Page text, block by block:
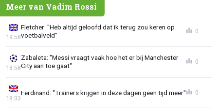
Meer van Vadim Rossi
Fletcher: "Heb altijd geloofd dat ik terug zou keren op
voetbalveld"
19:58
0
Zabaleta: "Messi vraagt vaak hoe het er bij Manchester
City aan toe gaat"
18:58
0
Ferdinand: "Trainers krijgen in deze dagen geen tijd meer"
18:33
0